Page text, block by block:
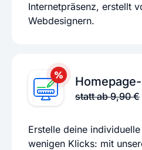
Internetpräsenz, erstellt
Webdesignern.
statt ab 9,90 €
Erstelle deine
wenigen Klicks: mit